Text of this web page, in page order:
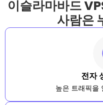
이슬라마바드
사람은
전자
높은 트래픽을